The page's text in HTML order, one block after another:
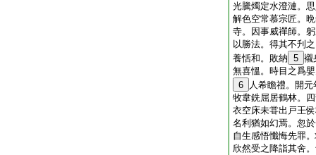
光騰燭定水澄漣。
解色空常慕宗匠。
寺。因事威禪師。
以勝法。得其不刋
養恬和。敗納 5 襯
無喜慍。時目之爲
6
人希瞻禮。開
牧韋銑屈居鶴林。
衣空床未甞出戸王
名利猶如幻焉。忽
自生感悟懺悔先罪
欣然受之降詣其舍